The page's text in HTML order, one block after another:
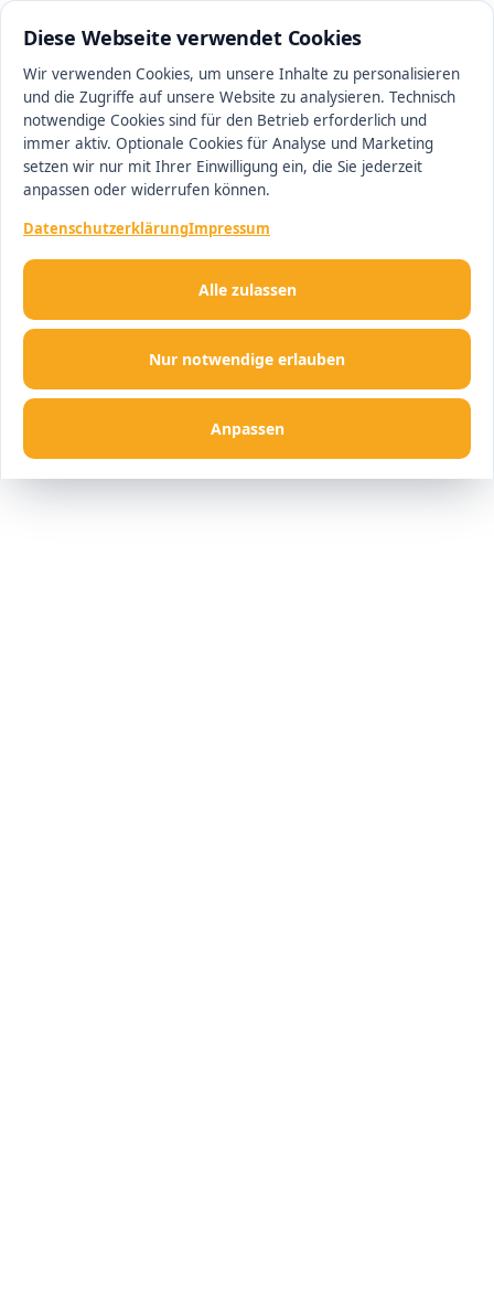
Diese Webseite verwendet Cookies
Wir verwenden Cookies, um unsere Inhalte zu personalisieren
und die Zugriffe auf unsere Website zu analysieren. Technisch
notwendige Cookies sind für den Betrieb erforderlich und
immer aktiv. Optionale Cookies für Analyse und Marketing
setzen wir nur mit Ihrer Einwilligung ein, die Sie jederzeit
anpassen oder widerrufen können.
DatenschutzerklärungImpressum
Nur notwendige erlauben
Anpassen
Alle zulassen